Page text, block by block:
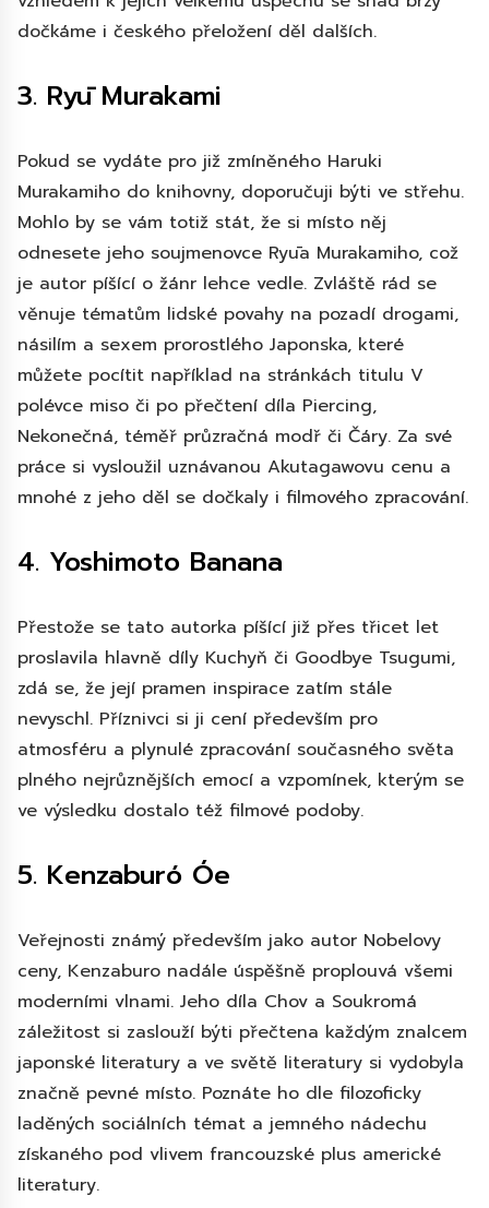
dočkáme i českého přeložení děl dalších.
3. Ryū Murakami
Pokud se vydáte pro již zmíněného Haruki
Murakamiho do knihovny, doporučuji býti ve střehu.
Mohlo by se vám totiž stát, že si místo něj
odnesete jeho soujmenovce Ryūa Murakamiho, což
je autor píšící o žánr lehce vedle. Zvláště rád se
věnuje tématům lidské povahy na pozadí drogami,
násilím a sexem prorostlého Japonska, které
můžete pocítit například na stránkách titulu V
polévce miso či po přečtení díla Piercing,
Nekonečná, téměř průzračná modř či Čáry. Za své
práce si vysloužil uznávanou Akutagawovu cenu a
mnohé z jeho děl se dočkaly i filmového zpracování.
4. Yoshimoto Banana
Přestože se tato autorka píšící již přes třicet let
proslavila hlavně díly Kuchyň či Goodbye Tsugumi,
zdá se, že její pramen inspirace zatím stále
nevyschl. Příznivci si ji cení především pro
atmosféru a plynulé zpracování současného světa
plného nejrůznějších emocí a vzpomínek, kterým se
ve výsledku dostalo též filmové podoby.
5. Kenzaburó Óe
Veřejnosti známý především jako autor Nobelovy
ceny, Kenzaburo nadále úspěšně proplouvá všemi
moderními vlnami. Jeho díla Chov a Soukromá
záležitost si zaslouží býti přečtena každým znalcem
japonské literatury a ve světě literatury si vydobyla
značně pevné místo. Poznáte ho dle filozoficky
laděných sociálních témat a jemného nádechu
získaného pod vlivem francouzské plus americké
literatury.